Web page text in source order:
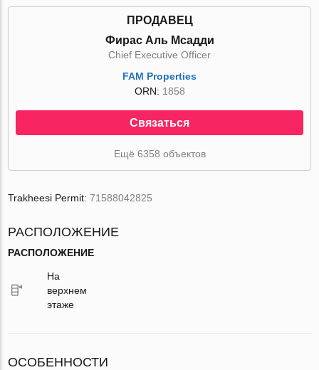
ПРОДАВЕЦ
Фирас Аль Мсадди
Chief Executive Officer
FAM Properties
ORN: 1858
Связаться
Ещё 6358 объектов
Trakheesi Permit:71588042825
РАСПОЛОЖЕНИЕ
РАСПОЛОЖЕНИЕ
На
верхнем
этаже
ОСОБЕННОСТИ